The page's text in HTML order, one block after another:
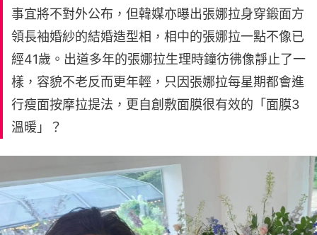
事宜將不對外公布，但韓媒亦曝出張娜拉身穿鍛面方
領長袖婚紗的結婚造型相，相中的張娜拉一點不像已
經41歲。出道多年的張娜拉生理時鐘彷彿像靜止了一
樣，容貌不老反而更年輕，只因張娜拉每星期都會進
行瘦面按摩拉提法，更自創敷面膜很有效的「面膜3
溫暖」？